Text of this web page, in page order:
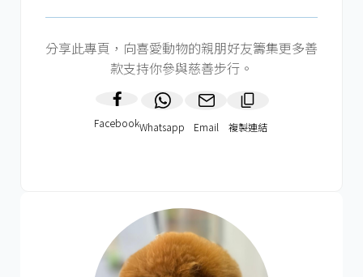
分享此專頁，向喜愛動物的親朋好友籌集更多善
款支持你參與慈善步行。
FacebookWhatsapp Email 複製連結​